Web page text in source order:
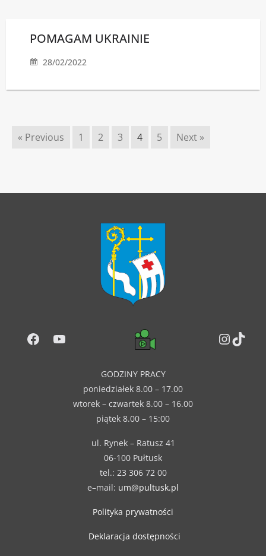
POMAGAM UKRAINIE
28/02/2022
« Previous 1 2 3 4 5 Next »
Facebook
YouTube
GODZINY PRACY
poniedziałek 8.00 – 17.00
wtorek – czwartek 8.00 – 16.00
piątek 8.00 – 15:00
ul. Rynek – Ratusz 41
06-100 Pułtusk
tel.: 23 306 72 00
e–mail: um@pultusk.pl
Polityka prywatności
Deklaracja dostępności